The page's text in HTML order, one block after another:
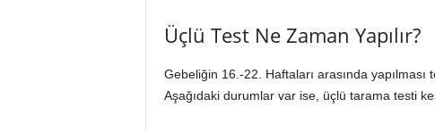
Üçlü Test Ne Zaman Yapılır?
Gebeliğin 16.-22. Haftaları arasında
Aşağıdaki durumlar var ise, üçlü tarama testi